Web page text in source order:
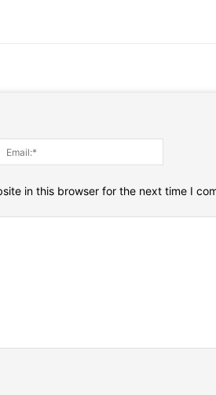
in this browser for the next time I